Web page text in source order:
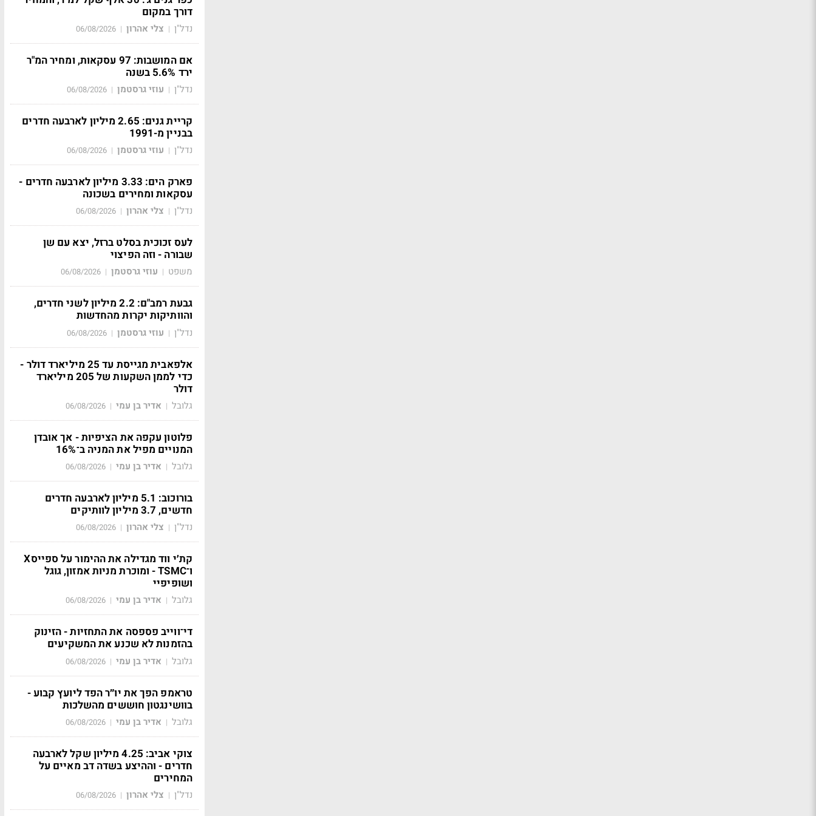
דורך במקום
נדל"ן | צלי אהרון |
06/08/2026
אם המושבות: 97 עסקאות, ומחיר המ"ר
ירד 5.6% בשנה
נדל"ן | עוזי גרסטמן |
06/08/2026
קריית גנים: 2.65 מיליון לארבעה חדרים
בבניין מ-1991
נדל"ן | עוזי גרסטמן |
06/08/2026
פארק הים: 3.33 מיליון לארבעה חדרים -
עסקאות ומחירים בשכונה
נדל"ן | צלי אהרון |
06/08/2026
לעס זכוכית בסלט ברזל, יצא עם שן
שבורה - וזה הפיצוי
משפט | עוזי גרסטמן |
06/08/2026
גבעת רמב"ם: 2.2 מיליון לשני חדרים,
והוותיקות יקרות מהחדשות
נדל"ן | עוזי גרסטמן |
06/08/2026
אלפאבית מגייסת עד 25 מיליארד דולר -
כדי לממן השקעות של 205 מיליארד
דולר
גלובל | אדיר בן עמי |
06/08/2026
פלוטון עקפה את הציפיות - אך אובדן
המנויים מפיל את המניה ב־16%
גלובל | אדיר בן עמי |
06/08/2026
בורוכוב: 5.1 מיליון לארבעה חדרים
חדשים, 3.7 מיליון לוותיקים
נדל"ן | צלי אהרון |
06/08/2026
קת׳י ווד מגדילה את ההימור על ספייסX
ו־TSMC - ומוכרת מניות אמזון, גוגל
ושופיפיי
גלובל | אדיר בן עמי |
06/08/2026
די־ווייב פספסה את התחזיות - הזינוק
בהזמנות לא שכנע את המשקיעים
גלובל | אדיר בן עמי |
06/08/2026
טראמפ הפך את יו״ר הפד ליועץ קבוע -
בוושינגטון חוששים מהשלכות
גלובל | אדיר בן עמי |
06/08/2026
צוקי אביב: 4.25 מיליון שקל לארבעה
חדרים - וההיצע בשדה דב מאיים על
המחירים
נדל"ן | צלי אהרון |
06/08/2026